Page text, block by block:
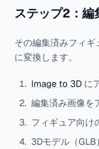
ステップ2：編
その編集済みフィ
に変換します。
Image to 3D に
編集済み画像を
フィギュア向け
3Dモデル（